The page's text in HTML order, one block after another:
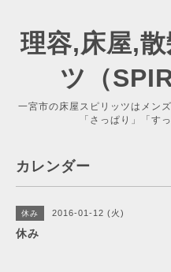
理容,床屋,
ツ（
一宮市の床屋スピリッツはメン
「さっぱり」「す
カレンダー
休み 2016-01-12 (火)
休み